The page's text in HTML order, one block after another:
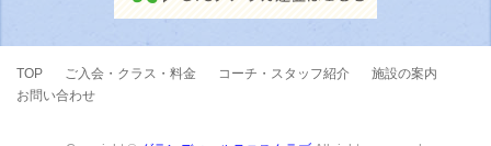
TOP ご入会・クラス・料金 コーチ・スタッフ紹介
施設の案内
お問い合わせ